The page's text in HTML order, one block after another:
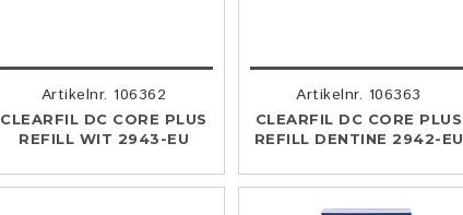
Artikelnr. 106362
CLEARFIL DC CORE PLUS
REFILL WIT 2943-EU
Artikelnr. 106363
CLEARFIL DC CORE PLUS
REFILL DENTINE 2942-EU